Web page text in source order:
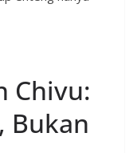
Chivu:
Bukan